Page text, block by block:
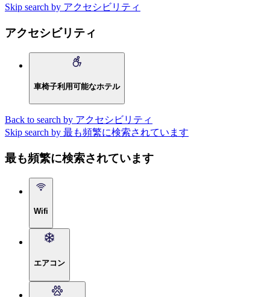
Skip search by アクセシビリティ
アクセシビリティ
車椅子利用可能なホテル
Back to search by アクセシビリティ
Skip search by 最も頻繁に検索されています
最も頻繁に検索されています
Wifi
エアコン